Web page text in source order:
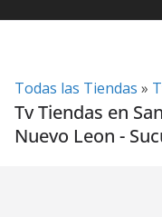
Todas las Tiendas »
Tv Tiendas en
Nuevo Leon -